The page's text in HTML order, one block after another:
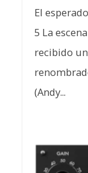
El
5 La
recibido
(Andy...